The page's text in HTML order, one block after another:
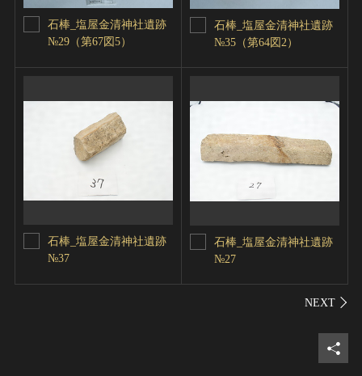
石棒_塩屋金清神社遺跡
№29（第67図5）
石棒_塩屋金清神社遺跡
№35（第64図2）
石棒_塩屋金清神社遺跡
№37
石棒_塩屋金清神社遺跡
№27
シェ